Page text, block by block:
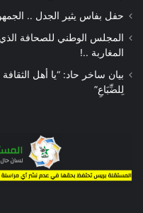
حفل بفاس يثير الجدل ..
المجلس الوطني للصحافة الذي
المغاربة ..!
بيان ساخر حاد: “يا أهل
لِلضِّبَاعِ”